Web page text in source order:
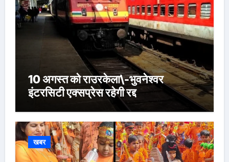
10 अगस्त को राउरकेला\-भुवनेश्वर
इंटरसिटी एक्सप्रेस रहेगी रद्द
खबर